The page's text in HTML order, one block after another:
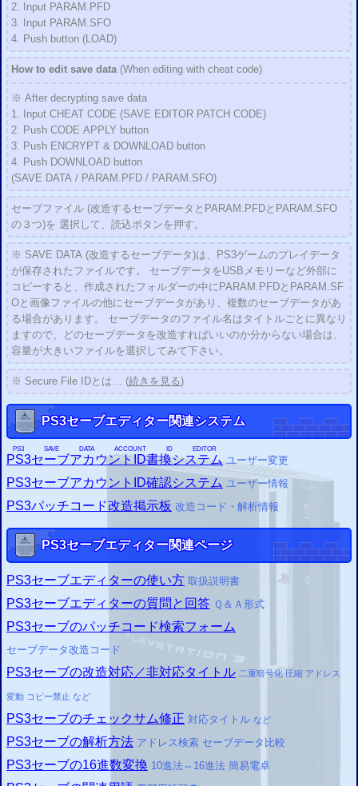
追加戦国無双4 改造方法
圧縮の解凍方法
新作「ドラクエビルダーズ」のセーブデータは「PRMDAT.BIN」を改造して下さ
新作「 バイオハザード0 HD」と「龍が如く 極」に対応
2016/01/21
PS3バイオハザード0 HDリマスター 改造方法
2016/01/21
PS3バイオハザード HDリマスター 改造方法 二重暗号化の復号方法
2016/01/09
PS3バイオハザード リベレーションズ2 改造方法 二重暗号化の復号方法
2016/01/05
チェックサム修正設定対応タイトルを追加しました。
2015/10/31
チェックサム修正設定に未対応だった一部のタイトルのチェックサム修正設定
に対応しました。
ン・ラクーンシティ」 「デビル・メイ・クライHDコレクションDmC3」 「コール・オブ・デュ
ーティー モダン・ウォーフェア3／CoDゴースト」
2015/10/27
未対応だった標準暗号化されていないタイトルの読込に対応しました。
ス・オブ・ペルシャ 2008／忘却の砂」 「リトルビッグプラネット／2／3」 「機動戦士ガンダム
2015/09/11
「 GTA 5 グランド・セフト・オートV 」の二重暗号化と 「 GTA
トIV」のチェックサムの修正に対応しました。
2015/09/02
」のセーブデータは二重暗号化されてい
るので改造できませんが、アカウントIDの書き換えは可能です。
2015/09/26
セーブエディター掲示板(仮)を用意
2015/09/11
PS3セーブエディターを更新一部タイトルのチェックサム自動修正設定に対応
以下のタイトルなどが自動修正に対応
2015/08/23
PS3
セーブエディター を更新チェックサム修正設定を追加
PS3セーブアカウントID書換システムを開発ユーザー変更可
2015/05/23
セーブデータ改造ウェブシステム
2. Input PARAM.PFD
3. Input PARAM.SFO
4. Push button (LOAD)
How to edit save data (When editing with cheat code)
※ After decrypting save data
1. Input CHEAT CODE (SAVE EDITOR PATCH CODE)
2. Push CODE APPLY button
3. Push ENCRYPT & DOWNLOAD button
4. Push DOWNLOAD button
(SAVE DATA / PARAM.PFD / PARAM.SFO)
セーブファイル (改造するセーブデータとPARAM.PFDとPARAM.SFO
の３つ)を 選択して、 読込ボタンを押す。
※ SAVE DATA (改造するセーブデータ)は、 PS3ゲームのプレイデータ
が保存されたファイルです。 セーブデータをUSBメモリーなど外部に
コピーすると、作成されたフォルダーの中にPARAM.PFDとPARAM.SF
Oと画像ファイルの他にセーブデータがあり、複数のセーブデータがあ
る場合があります。 セーブデータのファイル名はタイトルごとに異なり
ますので、どのセーブデータを改造すればいいのか分からない場合は、
容量が大きいファイルを選択してみて下さい。
※ Secure File IDとは… (続きを見る)
PS3セーブエディター関連システム
PS3セーブアカウントID書換システム
PS3 SAVE DATA ACCOUNT ID EDITOR
ユーザー変更
PS3セーブアカウントID確認システム ユーザー情報
PS3パッチコード改造掲示板 改造コード・解析情報
PS3セーブエディター関連ページ
PS3セーブエディターの使い方 取扱説明書
PS3セーブエディターの質問と回答 Ｑ＆Ａ形式
PS3セーブのパッチコード検索フォーム
セーブデータ改造コード
PS3セーブの改造対応／非対応タイトル 二重暗号化 圧縮 アドレス
変動 コピー禁止 など
PS3セーブのチェックサム修正 対応タイトル など
PS3セーブの解析方法 アドレス検索 セーブデータ比較
PS3セーブの16進数変換 10進法⇔16進法 簡易電卓